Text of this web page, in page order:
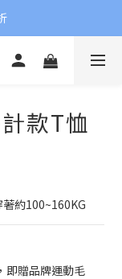
巾👨❤
巾👨❤
款T恤
約100~160KG
即贈品牌運動毛